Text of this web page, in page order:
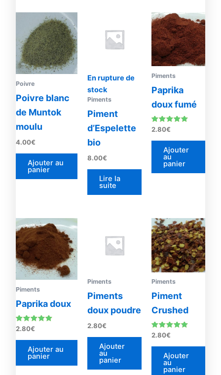
Poivre
Poivre blanc
de Muntok
moulu
4.00€
Ajouter au
panier
En rupture de
stock
Piments
Piment
d’Espelette
bio
8.00€
Lire la
suite
Piments
Paprika
doux fumé
Note
4.92
sur 5
2.80€
Ajouter
au
panier
Piments
Paprika doux
Note
5.00
sur 5
2.80€
Ajouter au
panier
Piments
Piments
doux poudre
2.80€
Ajouter
au
panier
Piments
Piment
Crushed
Note
sur 5
2.80€
Ajouter
au
panier